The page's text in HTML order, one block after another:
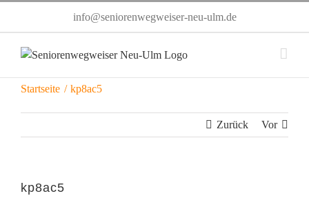
info@seniorenwegweiser-neu-ulm.de
Startseite kp8ac5
Zurück Vor
kp8ac5